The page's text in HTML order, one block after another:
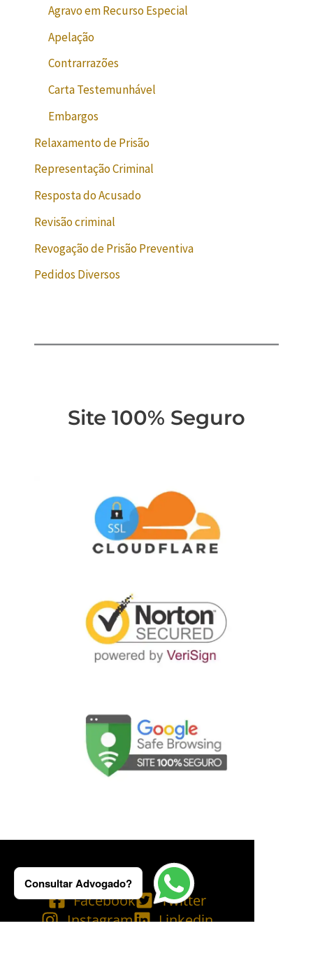
Agravo em Recurso Especial
Apelação
Contrarrazões
Carta Testemunhável
Embargos
Relaxamento de Prisão
Representação Criminal
Resposta do Acusado
Revisão criminal
Revogação de Prisão Preventiva
Pedidos Diversos
Site 100% Seguro
Facebook
Twitter
Instagram
Linkedin
Consultar Advogado?